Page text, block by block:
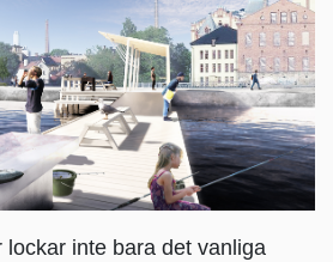
lockar inte bara det vanliga